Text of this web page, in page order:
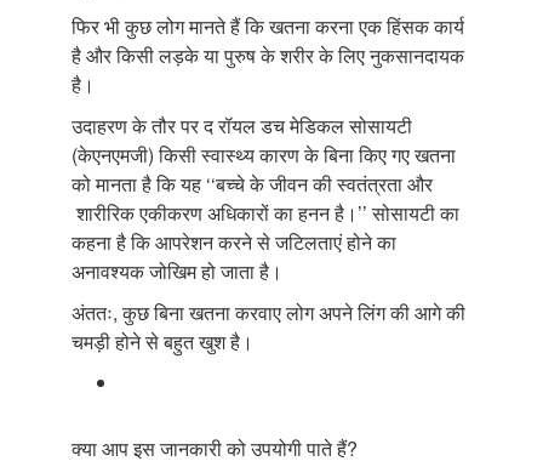
फिर भी कुछ लोग मानते हैं कि खतना करना एक हिंसक कार्य
है और किसी लड़के या पुरुष के शरीर के लिए नुकसानदायक
है।
उदाहरण के तौर पर द रॉयल डच मेडिकल सोसायटी
(केएनएमजी) किसी स्वास्थ्य कारण के बिना किए गए खतना
को मानता है कि यह ‘‘बच्चे के जीवन की स्वतंत्रता और
शारीरिक एकीकरण अधिकारों का हनन है।’’ सोसायटी का
कहना है कि आपरेशन करने से जटिलताएं होने का
अनावश्यक जोखिम हो जाता है।
अंततः, कुछ बिना खतना करवाए लोग अपने लिंग की आगे की
चमड़ी होने से बहुत खुश है।
क्या आप इस जानकारी को उपयोगी पाते हैं?